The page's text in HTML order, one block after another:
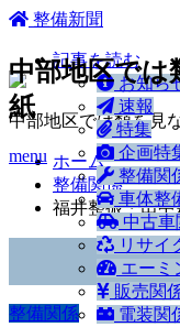
ホーム
記事を読む
お知ら
速報
特集
企画特
整備関
車体整
中古車
リサイ
エーミ
販売関
電装関
整備新聞
中部地区では
紙
menu
中部地区では類を見
ホーム
整備関係
福井整振・田
整備関係